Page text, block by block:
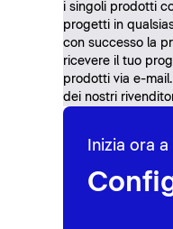
i singoli prodotti
progetti in
con successo la
ricevere il tuo
prodotti via e-
dei nostri
Inizia ora